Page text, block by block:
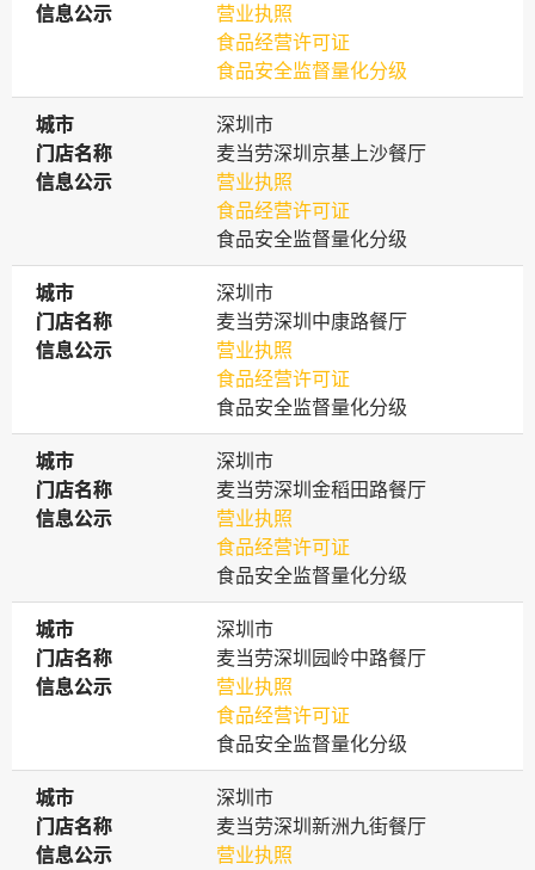
信息公示
信息公示
营业执照
食品经营许可证
食品安全监督量化分级
城市
城市
深圳市
门店名称
门店名称
麦当劳深圳京基上沙餐厅
信息公示
信息公示
营业执照
食品经营许可证
食品安全监督量化分级
城市
城市
深圳市
门店名称
门店名称
麦当劳深圳中康路餐厅
信息公示
信息公示
营业执照
食品经营许可证
食品安全监督量化分级
城市
城市
深圳市
门店名称
门店名称
麦当劳深圳金稻田路餐厅
信息公示
信息公示
营业执照
食品经营许可证
食品安全监督量化分级
城市
城市
深圳市
门店名称
门店名称
麦当劳深圳园岭中路餐厅
信息公示
信息公示
营业执照
食品经营许可证
食品安全监督量化分级
城市
城市
深圳市
门店名称
门店名称
麦当劳深圳新洲九街餐厅
信息公示
信息公示
营业执照